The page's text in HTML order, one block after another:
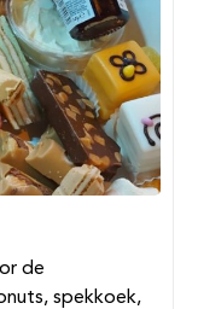
de
spekkoek,